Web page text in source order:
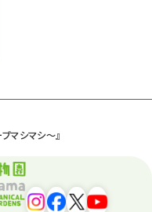
マシマシ～』